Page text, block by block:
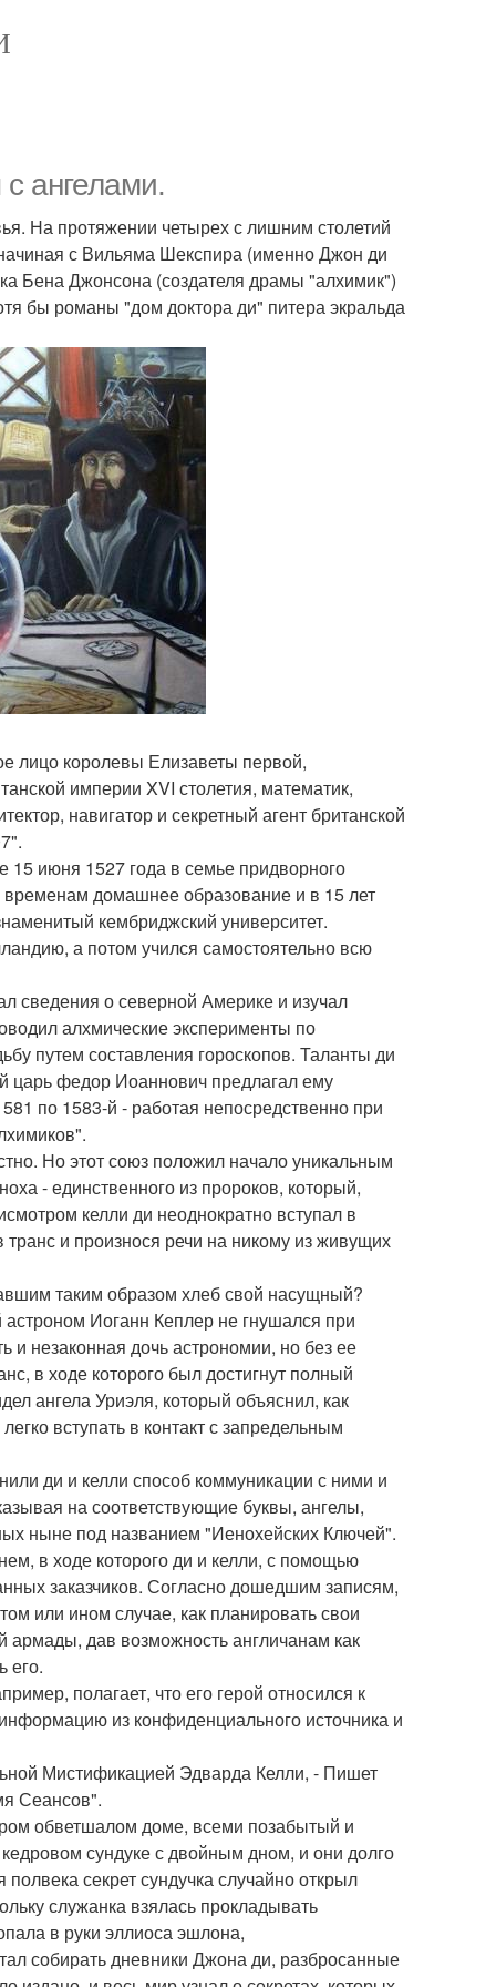
ангелами.
На протяжении четырех с лишним столетий
с Вильяма Шекспира (именно Джон ди
Бена Джонсона (создателя драмы "алхимик")
бы романы "дом доктора ди" питера экральда
лицо королевы Елизаветы первой,
империи XVI столетия, математик,
навигатор и секретный агент британской
15 июня 1527 года в семье придворного
домашнее образование и в 15 лет
кембриджский университет.
а потом учился самостоятельно всю
сведения о северной Америке и изучал
алхмические эксперименты по
путем составления гороскопов. Таланты ди
царь федор Иоаннович предлагал ему
по 1583-й - работая непосредственно при
Но этот союз положил начало уникальным
- единственного из пророков, который,
келли ди неоднократно вступал в
и произнося речи на никому из живущих
таким образом хлеб свой насущный?
Иоганн Кеплер не гнушался при
и незаконная дочь астрономии, но без ее
в ходе которого был достигнут полный
ангела Уриэля, который объяснил, как
вступать в контакт с запредельным
ди и келли способ коммуникации с ними и
на соответствующие буквы, ангелы,
ныне под названием "Иенохейских Ключей".
в ходе которого ди и келли, с помощью
заказчиков. Согласно дошедшим записям,
или ином случае, как планировать свои
дав возможность англичанам как
его.
полагает, что его герой относился к
из конфиденциального источника и
Мистификацией Эдварда Келли, - Пишет
Сеансов".
обветшалом доме, всеми позабытый и
сундуке с двойным дном, и они долго
секрет сундучка случайно открыл
служанка взялась прокладывать
в руки эллиоса эшлона,
собирать дневники Джона ди, разбросанные